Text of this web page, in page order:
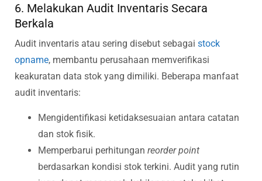
6. Melakukan Audit Inventaris Secara
Berkala
Audit inventaris atau sering disebut sebagai stock
opname, membantu perusahaan memverifikasi
keakuratan data stok yang dimiliki. Beberapa manfaat
audit inventaris:
Mengidentifikasi ketidaksesuaian antara catatan
dan stok fisik.
Memperbarui perhitungan reorder point
berdasarkan kondisi stok terkini. Audit yang rutin